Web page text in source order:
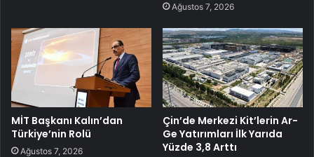
Ağustos 7, 2026
MİT Başkanı Kalın’dan
Türkiye’nin Rolü
Ağustos 7, 2026
Çin’de Merkezi Kit’lerin Ar-
Ge Yatırımları İlk Yarıda
Yüzde 3,8 Arttı